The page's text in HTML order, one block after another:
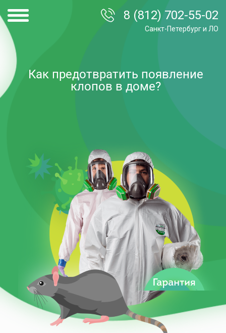
8 (812) 702-55-02
Санкт-Петербург и ЛО
Как предотвратить появление
клопов в доме?